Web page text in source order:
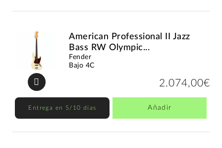
American Professional II Jazz
Bass RW Olympic...
Fender
Bajo 4C
2.074,00€
Entrega en 5/10 días Añadir